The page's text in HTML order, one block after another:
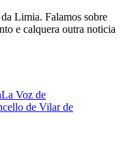
Limia. Falamos sobre
e calquera outra noticia
La Voz de
de Vilar de